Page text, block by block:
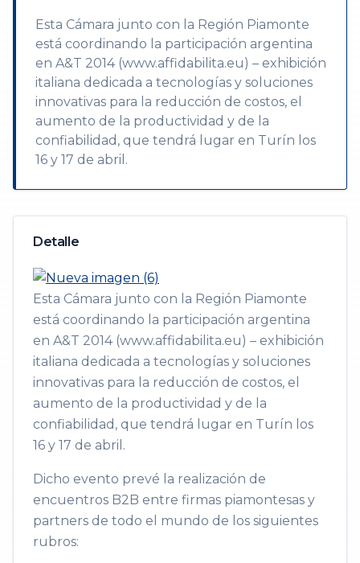
Esta Cámara junto con la Región Piamonte
está coordinando la participación argentina
en A&T 2014 (www.affidabilita.eu) – exhibición
italiana dedicada a tecnologías y soluciones
innovativas para la reducción de costos, el
aumento de la productividad y de la
confiabilidad, que tendrá lugar en Turín los
16 y 17 de abril.
Detalle
Esta Cámara junto con la Región Piamonte
está coordinando la participación argentina
en A&T 2014 (www.affidabilita.eu) – exhibición
italiana dedicada a tecnologías y soluciones
innovativas para la reducción de costos, el
aumento de la productividad y de la
confiabilidad, que tendrá lugar en Turín los
16 y 17 de abril.
Dicho evento prevé la realización de
encuentros B2B entre firmas piamontesas y
partners de todo el mundo de los siguientes
rubros: